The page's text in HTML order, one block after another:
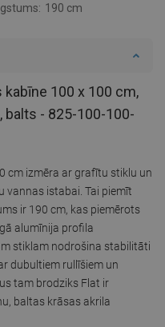
190 cm
100 x 100 cm,
balts - 825-100-100-
cm izmēra ar grafītu stiklu un
vannas istabai. Tai piemīt
ir 190 cm, kas piemērots
alumīnija profila
stiklam nodrošina stabilitāti
dubultiem rullīšiem un
tam brodziks Flat ir
baltas krāsas akrila